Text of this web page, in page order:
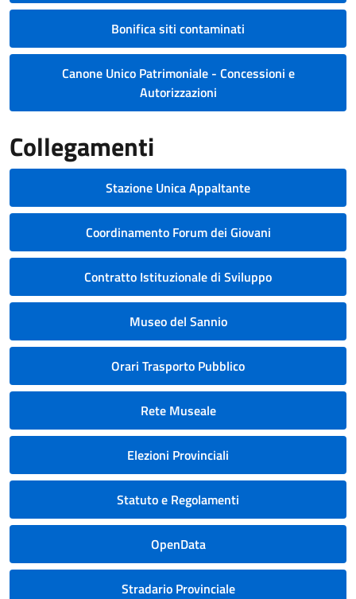
Bonifica siti contaminati
Canone Unico Patrimoniale - Concessioni e
Autorizzazioni
Collegamenti
Stazione Unica Appaltante
Coordinamento Forum dei Giovani
Contratto Istituzionale di Sviluppo
Museo del Sannio
Orari Trasporto Pubblico
Rete Museale
Elezioni Provinciali
Statuto e Regolamenti
OpenData
Stradario Provinciale